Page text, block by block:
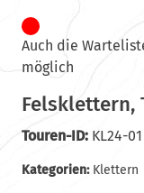
Auch die
möglich
Felsklettern,
Touren-ID:KL24-01
Kategorien: Klettern